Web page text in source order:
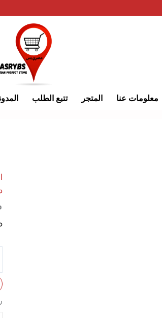
معلومات عنا المتجر تتبع الطلب